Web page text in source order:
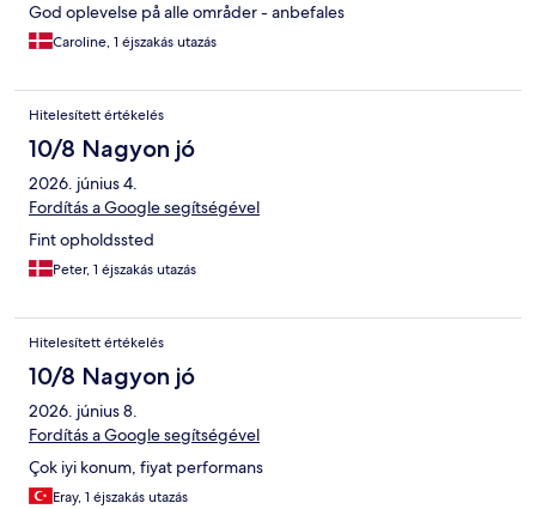
God oplevelse på alle områder - anbefales
Caroline, 1 éjszakás utazás
Hitelesített értékelés
10/8 Nagyon jó
2026. június 4.
Fordítás a Google segítségével
Fint opholdssted
Peter, 1 éjszakás utazás
Hitelesített értékelés
10/8 Nagyon jó
2026. június 8.
Fordítás a Google segítségével
Çok iyi konum, fiyat performans
Eray, 1 éjszakás utazás